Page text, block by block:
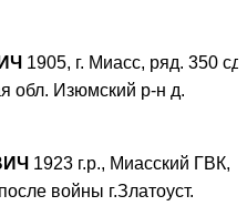
1905, г. Миасс, ряд. 350 сд,
обл. Изюмский р-н д.
1923 г.р., Миасский ГВК,
войны г.Златоуст.